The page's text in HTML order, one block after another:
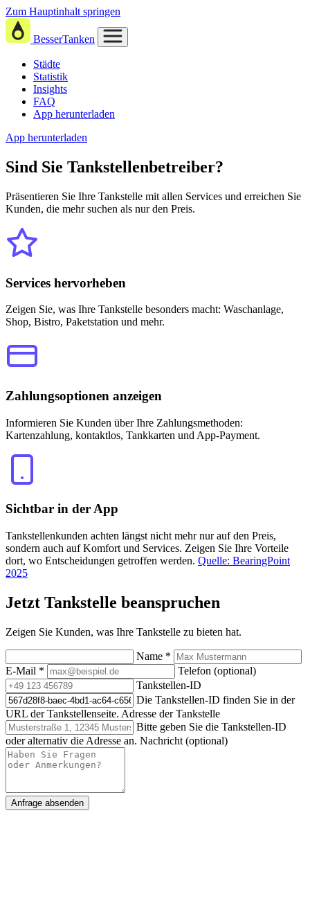
Zum Hauptinhalt springen
BesserTanken
Städte
Statistik
Insights
FAQ
App herunterladen
App herunterladen
Sind Sie Tankstellenbetreiber?
Präsentieren Sie Ihre Tankstelle mit allen Services und erreichen Sie
Kunden, die mehr suchen als nur den Preis.
Services hervorheben
Zeigen Sie, was Ihre Tankstelle besonders macht: Waschanlage,
Shop, Bistro, Paketstation und mehr.
Zahlungsoptionen anzeigen
Informieren Sie Kunden über Ihre Zahlungsmethoden:
Kartenzahlung, kontaktlos, Tankkarten und App-Payment.
Sichtbar in der App
Tankstellenkunden achten längst nicht mehr nur auf den Preis,
sondern auch auf Komfort und Services. Zeigen Sie Ihre Vorteile
dort, wo Entscheidungen getroffen werden. Quelle: BearingPoint
2025
Jetzt Tankstelle beanspruchen
Zeigen Sie Kunden, was Ihre Tankstelle zu bieten hat.
Name *
E-Mail *
Telefon (optional)
Tankstellen-ID
Die Tankstellen-ID finden Sie in der
URL der Tankstellenseite. Adresse der Tankstelle
Bitte geben Sie die Tankstellen-ID
oder alternativ die Adresse an. Nachricht (optional)
Anfrage absenden